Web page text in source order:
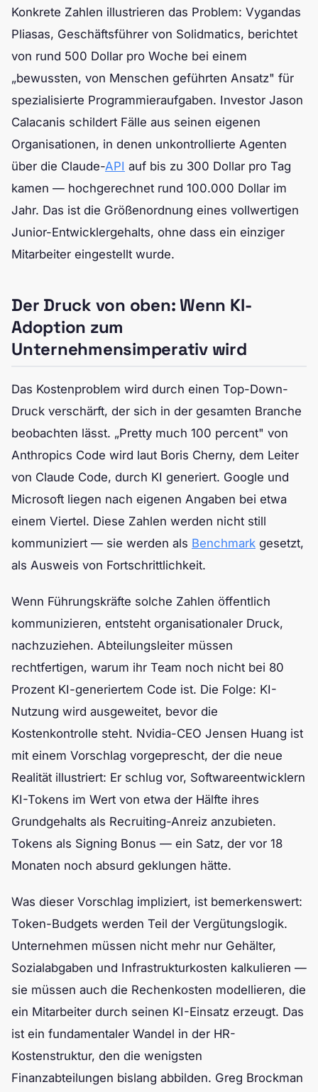
Konkrete Zahlen illustrieren das Problem: Vygandas
Pliasas, Geschäftsführer von Solidmatics, berichtet
von rund 500 Dollar pro Woche bei einem
„bewussten, von Menschen geführten Ansatz" für
spezialisierte Programmieraufgaben. Investor Jason
Calacanis schildert Fälle aus seinen eigenen
Organisationen, in denen unkontrollierte Agenten
über die Claude-API auf bis zu 300 Dollar pro Tag
kamen — hochgerechnet rund 100.000 Dollar im
Jahr. Das ist die Größenordnung eines vollwertigen
Junior-Entwicklergehalts, ohne dass ein einziger
Mitarbeiter eingestellt wurde.
Der Druck von oben: Wenn KI-
Adoption zum
Unternehmensimperativ wird
Das Kostenproblem wird durch einen Top-Down-
Druck verschärft, der sich in der gesamten Branche
beobachten lässt. „Pretty much 100 percent" von
Anthropics Code wird laut Boris Cherny, dem Leiter
von Claude Code, durch KI generiert. Google und
Microsoft liegen nach eigenen Angaben bei etwa
einem Viertel. Diese Zahlen werden nicht still
kommuniziert — sie werden als Benchmark gesetzt,
als Ausweis von Fortschrittlichkeit.
Wenn Führungskräfte solche Zahlen öffentlich
kommunizieren, entsteht organisationaler Druck,
nachzuziehen. Abteilungsleiter müssen
rechtfertigen, warum ihr Team noch nicht bei 80
Prozent KI-generiertem Code ist. Die Folge: KI-
Nutzung wird ausgeweitet, bevor die
Kostenkontrolle steht. Nvidia-CEO Jensen Huang ist
mit einem Vorschlag vorgeprescht, der die neue
Realität illustriert: Er schlug vor, Softwareentwicklern
KI-Tokens im Wert von etwa der Hälfte ihres
Grundgehalts als Recruiting-Anreiz anzubieten.
Tokens als Signing Bonus — ein Satz, der vor 18
Monaten noch absurd geklungen hätte.
Was dieser Vorschlag impliziert, ist bemerkenswert:
Token-Budgets werden Teil der Vergütungslogik.
Unternehmen müssen nicht mehr nur Gehälter,
Sozialabgaben und Infrastrukturkosten kalkulieren —
sie müssen auch die Rechenkosten modellieren, die
ein Mitarbeiter durch seinen KI-Einsatz erzeugt. Das
ist ein fundamentaler Wandel in der HR-
Kostenstruktur, den die wenigsten
Finanzabteilungen bislang abbilden. Greg Brockman